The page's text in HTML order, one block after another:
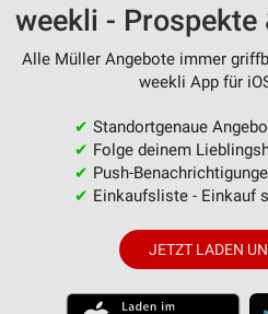
weekli - Prospekte
Alle Müller Angebote immer
weekli App für
✔ Standortgenaue
✔ Folge deinem
✔ Push-
✔ Einkaufsliste - Einkauf
JETZT LADEN